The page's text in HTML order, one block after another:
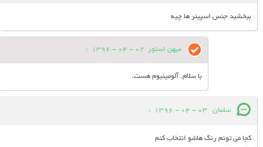
ببخشید جنس اسپینر ها چیه
میهن استور 02 - 04 - 1396
:
با سلام. آلومینیوم هست.
سلمان 03 - 04 - 1396
:
کجا می تونم رنگ هاشو انتخاب کنم